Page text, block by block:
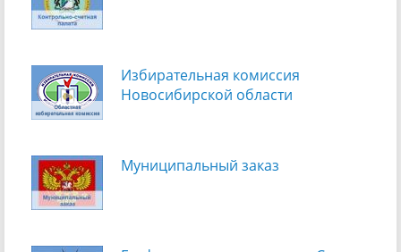
Избирательная комиссия
Новосибирской области
Муниципальный заказ